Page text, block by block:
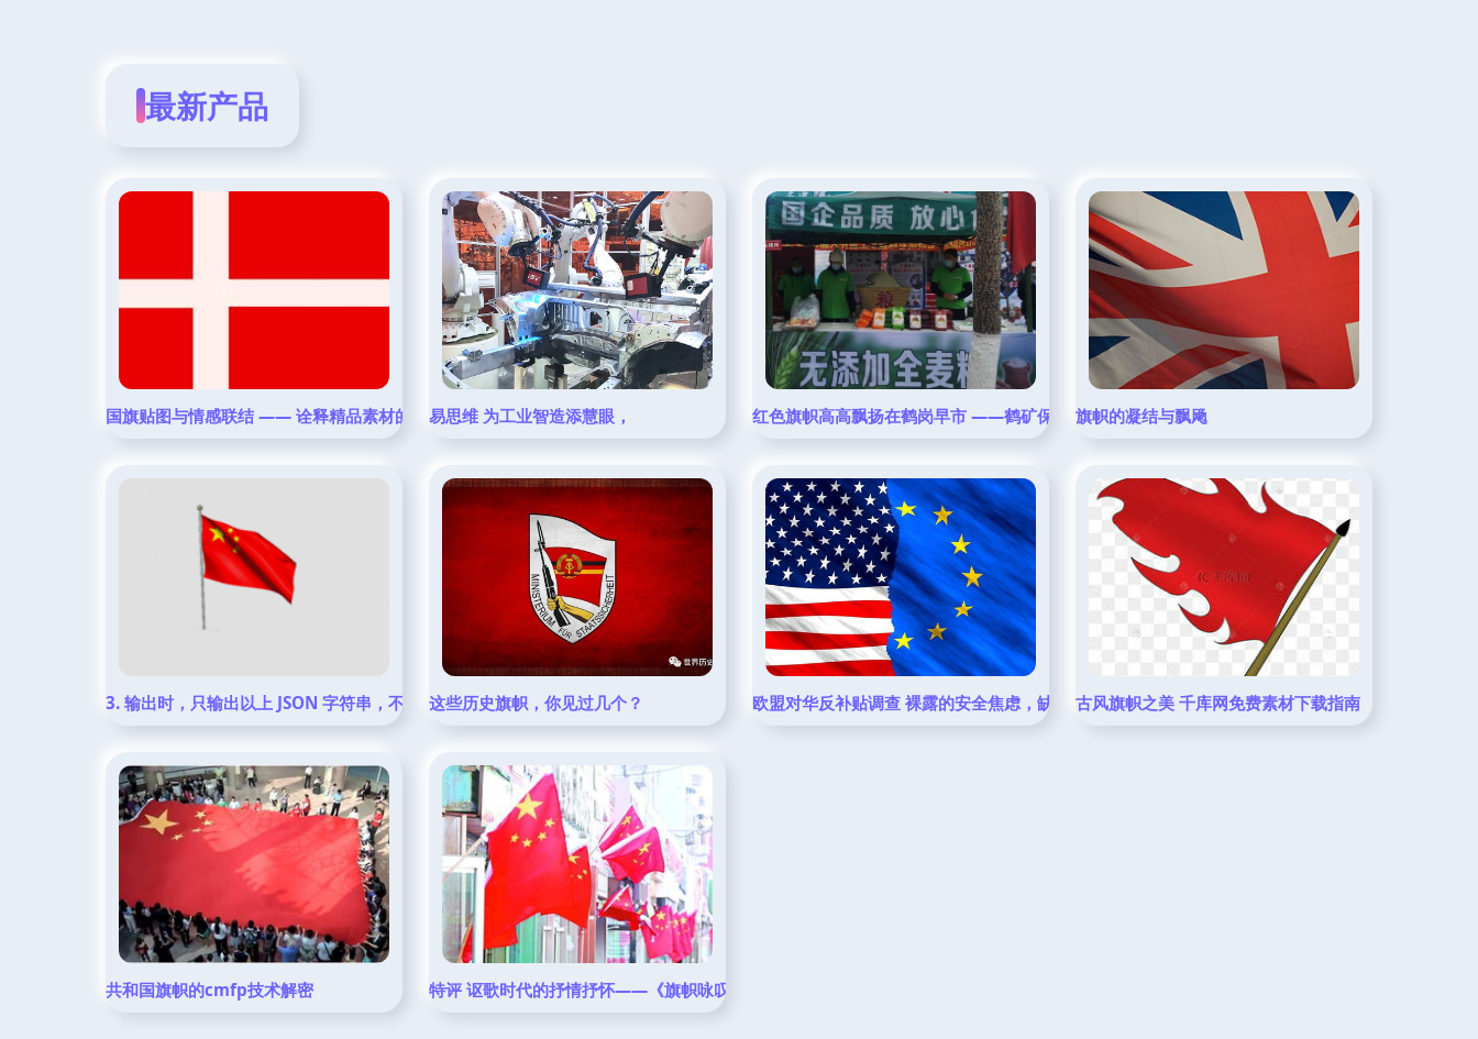
最新产品
国旗贴图与情感联结 —— 诠释精品素材的真正意义易思维 为工业智造添慧眼， 红色旗帜高高飘扬在鹤岗早市 ——鹤矿保健食品公司的独特风景线
旗帜的凝结与飘飏
3. 输出时，只输出以上 JSON 字符串，不要加上其他任何的 formalities。理解后你知道该怎么做的在我的第二次响应中是 false 的。如果您准备好了，请输入''' 第一段初始信息，
这些历史旗帜，你见过几个？ 欧盟对华反补贴调查 裸露的安全焦虑，缺失的长板自信古风旗帜之美 千库网免费素材下载指南
共和国旗帜的cmfp技术解密 特评 讴歌时代的抒情抒怀——《旗帜咏叹调》的思想性与艺术美